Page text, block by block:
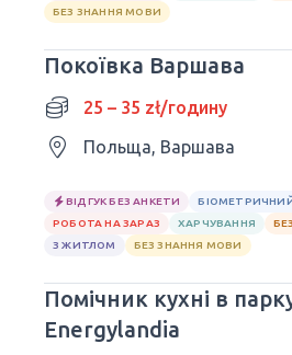
БЕЗ ЗНАННЯ МОВИ
Покоївка Варшава
25 – 35 zł/годину
Польща, Варшава
ВІДГУК БЕЗ АНКЕТИ
РОБОТА НА ЗАРАЗ
ХАРЧУВАННЯ
З ЖИТЛОМ
БЕЗ ЗНАННЯ МОВИ
Помічник кухні в
Energylandia